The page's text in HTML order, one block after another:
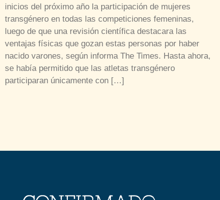
inicios del próximo año la participación de mujeres
transgénero en todas las competiciones femeninas,
luego de que una revisión científica destacara las
ventajas físicas que gozan estas personas por haber
nacido varones, según informa The Times. Hasta ahora,
se había permitido que las atletas transgénero
participaran únicamente con […]